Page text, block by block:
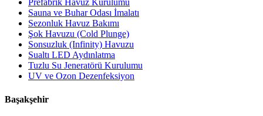
Prefabrik Havuz Kurulumu
Sauna ve Buhar Odası İmalatı
Sezonluk Havuz Bakımı
Şok Havuzu (Cold Plunge)
Sonsuzluk (Infinity) Havuzu
Sualtı LED Aydınlatma
Tuzlu Su Jeneratörü Kurulumu
UV ve Ozon Dezenfeksiyon
Başakşehir